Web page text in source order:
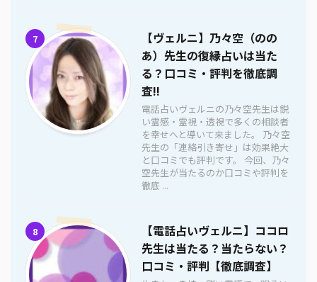
7
【ヴェルニ】乃々空（のの
あ）先生の復縁占いは当た
る？口コミ・評判を徹底調
査!!
電話占いヴェルニの乃々空先生は鋭
い霊感・霊視・透視で多くの相談者
を幸せへと導いて来ました。 乃々空
先生の「連絡引き寄せ」は効果絶大
と口コミでも評判です。 今回、乃々
空先生が当たるのか口コミや評判を
徹底 ...
8
【電話占いヴェルニ】ココロ
先生は当たる？当たらない？
口コミ・評判【徹底調査】